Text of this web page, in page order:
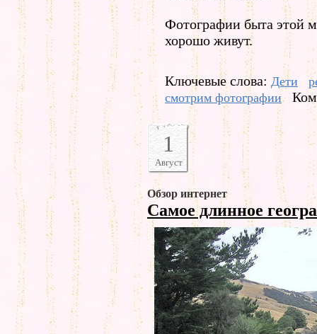
Фотографии быта этой
хорошо живут.
Ключевые слова: Дети
смотрим фотографии
1
Август
Обзор интернет
Самое длинное